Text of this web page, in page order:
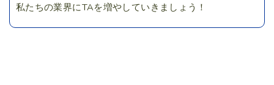
私たちの業界にTAを増やしていきましょう！